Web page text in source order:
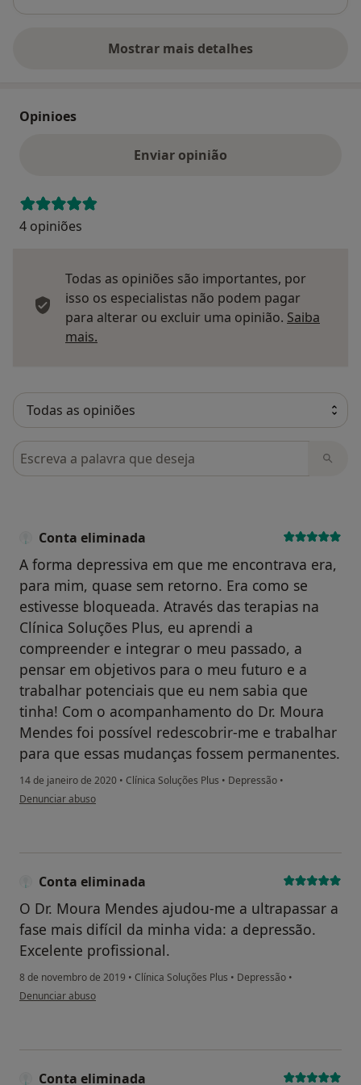
Mostrar mais detalhes
sobre o endereço
Opinioes
Enviar opinião
4 opiniões
Todas as opiniões são importantes, por
isso os especialistas não podem pagar
para alterar ou excluir uma opinião. Saiba
mais.
Pesquisar em opiniões
Conta eliminada
A forma depressiva em que me encontrava era,
para mim, quase sem retorno. Era como se
estivesse bloqueada. Através das terapias na
Clínica Soluções Plus, eu aprendi a
compreender e integrar o meu passado, a
pensar em objetivos para o meu futuro e a
trabalhar potenciais que eu nem sabia que
tinha! Com o acompanhamento do Dr. Moura
Mendes foi possível redescobrir-me e trabalhar
para que essas mudanças fossem permanentes.
14 de janeiro de 2020 • Clínica Soluções Plus • Depressão •
na opinião do utilizador Conta eliminada
Denunciar abuso
Conta eliminada
O Dr. Moura Mendes ajudou-me a ultrapassar a
fase mais difícil da minha vida: a depressão.
Excelente profissional.
8 de novembro de 2019 • Clínica Soluções Plus • Depressão •
na opinião do utilizador Conta eliminada
Denunciar abuso
Conta eliminada